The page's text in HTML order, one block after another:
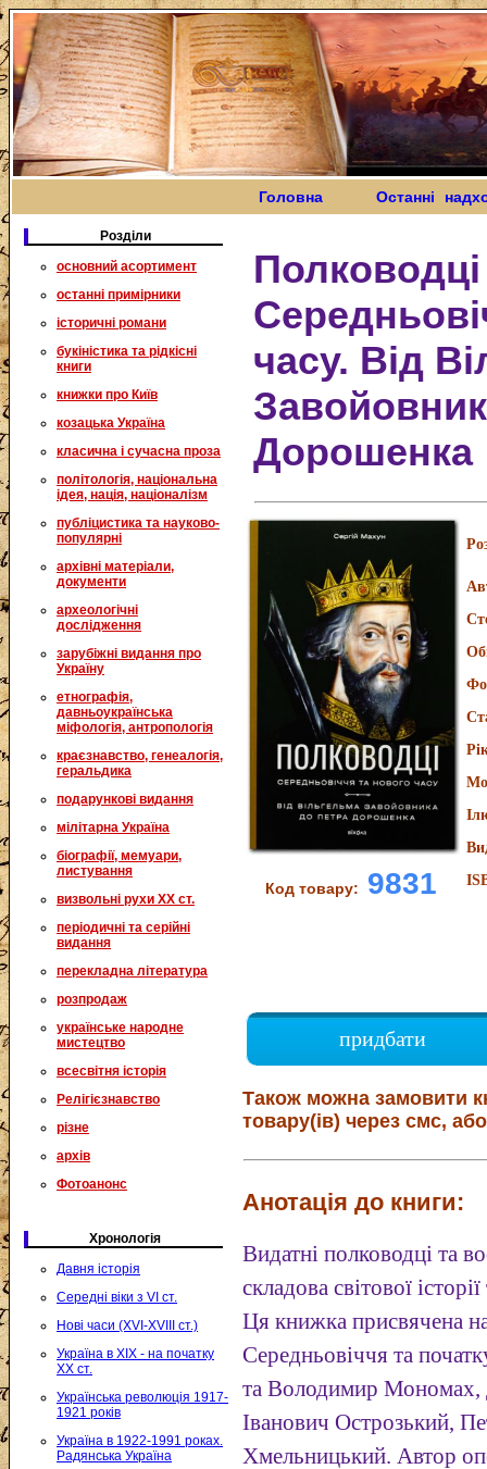
Головна Останні
Розділи
основний асортимент
останні примірники
історичні романи
букіністика та рідкісні
книги
книжки про Київ
козацька Україна
класична і сучасна проза
політологія, національна
ідея, нація, націоналізм
публіцистика та науково-
популярні
архівні матеріали,
документи
археологічні
дослідження
зарубіжні видання про
Україну
етнографія,
давньоукраїнська
міфологія, антропологія
краєзнавство, генеалогія,
геральдика
подарункові видання
мілітарна Україна
біографії, мемуари,
листування
визвольні рухи XX ст.
періодичні та серійні
видання
перекладна література
розпродаж
українське народне
мистецтво
всесвітня історія
Релігієзнавство
різне
архів
Фотоанонс
Хронологія
Давня історія
Середні віки з VI ст.
Нові часи (XVI-XVIII ст.)
Україна в XIX - на початку
XX ст.
Українська революція 1917-
1921 років
Україна в 1922-1991 роках.
Радянська Україна
Полководці
часу. Від
Дорошенка
Код товару: 9831
придбати
Також можна замовити
товару(ів) через смс,
Анотація до книги:
Видатні полководці та
складова світової
Ця книжка присвячена
Середньовіччя та
та Володимир Мономах,
Іванович Острозький,
Хмельницький. Автор